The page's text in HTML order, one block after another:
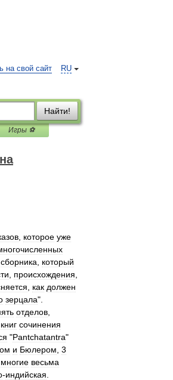
RU
на свой сайт
Найти!
Игры ⚽
которое уже
сборника
который
происхождения
как должен
зерцала".
отделов
книг сочинения
"Pantchatantra"
и Бюлером 3
многие весьма
-индийская